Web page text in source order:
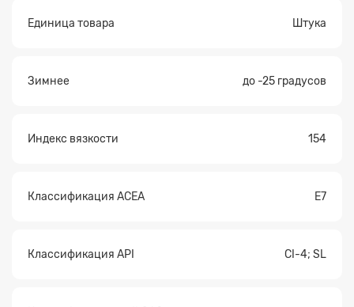
Единица товара Штука
Зимнее до -25 градусов
Индекс вязкости 154
Классификация ACEA E7
Классификация API CI-4; SL